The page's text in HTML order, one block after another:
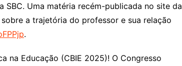
Uma matéria recém-publicada no site da
a trajetória do professor e sua relação
.
na Educação (CBIE 2025)! O Congresso